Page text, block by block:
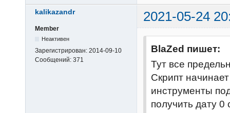
local
local
twoPeriods +
math abs
kalikazandr 2021-05-24
Member
Неактивен
Зарегистрирован: 2014-09-10
Сообщений: 371
BlaZed пишет:
Тут все
Скрипт
инструменты
получить дату 0